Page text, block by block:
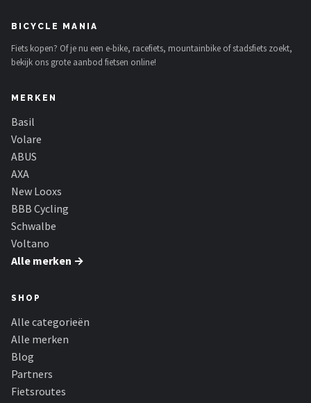
BICYCLE MANIA
Fiets kopen? Of je nu een e-bike, racefiets, mountainbike of stadsfiets zoekt,
bekijk ons grote aanbod fietsen online!
MERKEN
Basil
Volare
ABUS
AXA
New Looxs
BBB Cycling
Schwalbe
Voltano
Alle merken →
SHOP
Alle categorieën
Alle merken
Blog
Partners
Fietsroutes